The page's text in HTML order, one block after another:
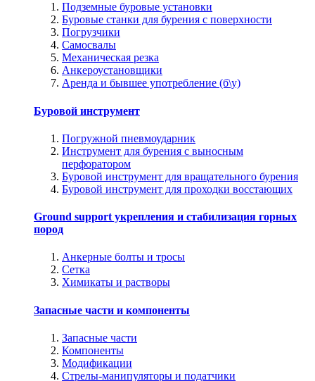
Подземные буровые установки
Буровые станки для бурения с поверхности
Погрузчики
Самосвалы
Механическая резка
Анкероустановщики
Аренда и бывшее употребление (б\у)
Буровой инструмент
Погружной пневмоударник
Инструмент для бурения с выносным
перфоратором
Буровой инструмент для вращательного бурения
Буровой инструмент для проходки восстающих
Ground support укрепления и стабилизация горных
пород
Анкерные болты и тросы
Сетка
Химикаты и растворы
Запасные части и компоненты
Запасные части
Компоненты
Модификации
Стрелы-манипуляторы и податчики